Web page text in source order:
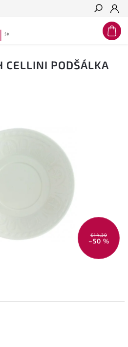
Hľadať
CELLINI PODŠÁLKA
€14,30
–50 %